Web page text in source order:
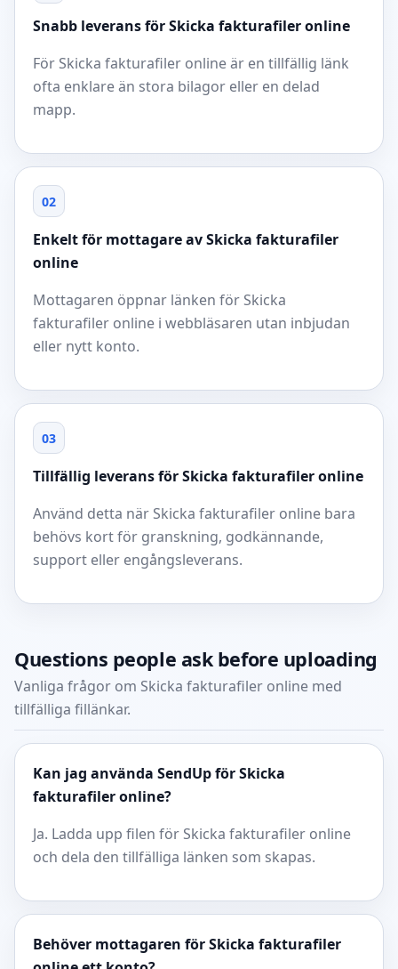
Snabb leverans för Skicka fakturafiler online
För Skicka fakturafiler online är en tillfällig länk
ofta enklare än stora bilagor eller en delad
mapp.
02
Enkelt för mottagare av Skicka fakturafiler
online
Mottagaren öppnar länken för Skicka
fakturafiler online i webbläsaren utan inbjudan
eller nytt konto.
03
Tillfällig leverans för Skicka fakturafiler online
Använd detta när Skicka fakturafiler online bara
behövs kort för granskning, godkännande,
support eller engångsleverans.
Questions people ask before uploading
Vanliga frågor om Skicka fakturafiler online med
tillfälliga fillänkar.
Kan jag använda SendUp för Skicka
fakturafiler online?
Ja. Ladda upp filen för Skicka fakturafiler online
och dela den tillfälliga länken som skapas.
Behöver mottagaren för Skicka fakturafiler